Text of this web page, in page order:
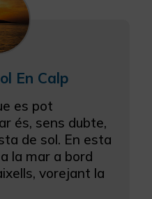
En Calp
es pot
és, sens dubte,
de sol. En esta
la mar a bord
vorejant la